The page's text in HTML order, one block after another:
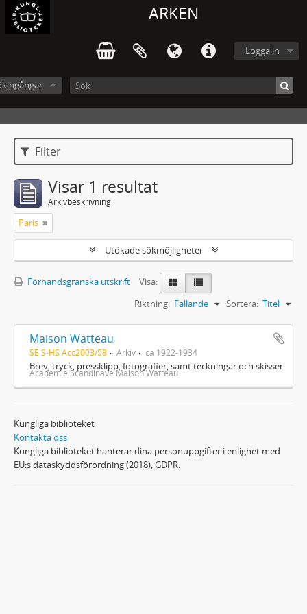
ARKEN
Logga in
Filter
Visar 1 resultat
Arkivbeskrivning
Paris
Utökade sökmöjligheter
Förhandsgranska utskrift
Visa:
Sortera: Titel
Riktning: Fallande
Maison Watteau
SE S-HS Acc2003/58 Arkiv ca 1922-1934
Brev, tryck, pressklipp, fotografier, samt teckningar och skisser
Académie Scandinave Maison Watteau
Kungliga biblioteket
Kontakta oss
Kungliga biblioteket hanterar dina personuppgifter i enlighet med
EU:s dataskyddsförordning (2018), GDPR.